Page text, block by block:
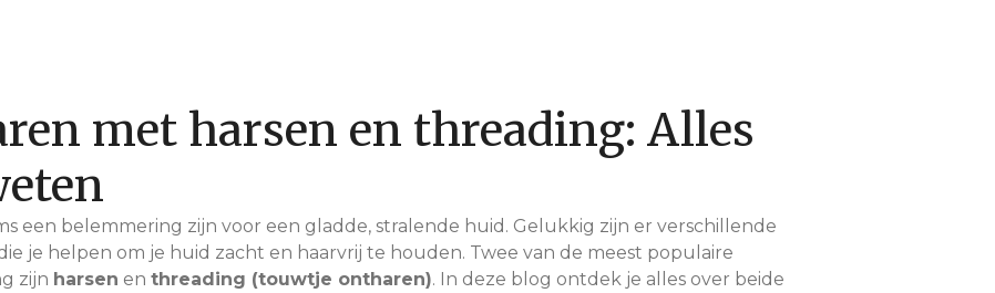
met harsen en threading: Alles
een belemmering zijn voor een gladde, stralende huid. Gelukkig zijn er verschillende
je helpen om je huid zacht en haarvrij te houden. Twee van de meest populaire
zijn harsen en threading (touwtje ontharen). In deze blog ontdek je alles over beide